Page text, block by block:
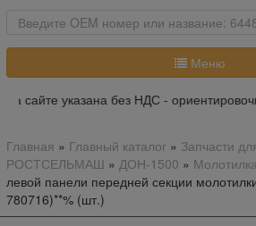
Меню
сайте указана без НДС -
Главная » Главный каталог» Запчасти
РОСТСЕЛЬМАШ » ДОН-1500 » Молотилка
левой панели передней секции
780716)**% (шт.)